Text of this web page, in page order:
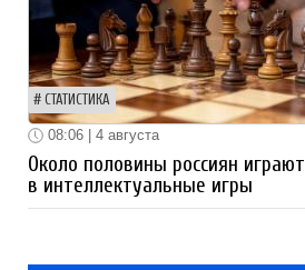
СТАТИСТИКА
08:06 | 4 августа
Около половины россиян играют
в интеллектуальные игры